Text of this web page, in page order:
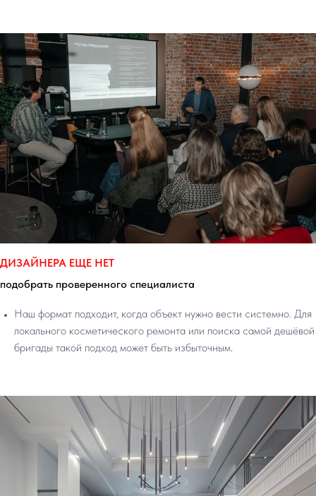
ДИЗАЙНЕРА ЕЩЕ НЕТ
подобрать проверенного специалиста
Наш формат подходит, когда объект нужно вести системно. Для
локального косметического ремонта или поиска самой дешёвой
бригады такой подход может быть избыточным.